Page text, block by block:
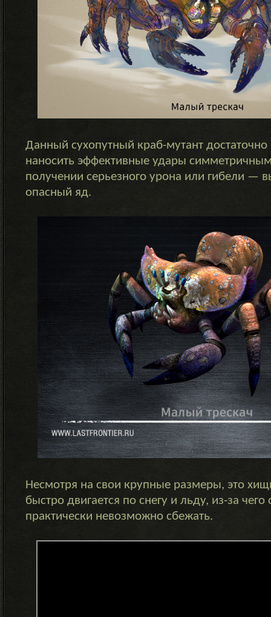
Данный сухопутный краб-мутант
наносить эффективные удары
получении серьезного урона или гибели —
опасный яд.
Несмотря на свои крупные размеры, это
быстро двигается по снегу и льду, из-за чего
практически невозможно сбежать.